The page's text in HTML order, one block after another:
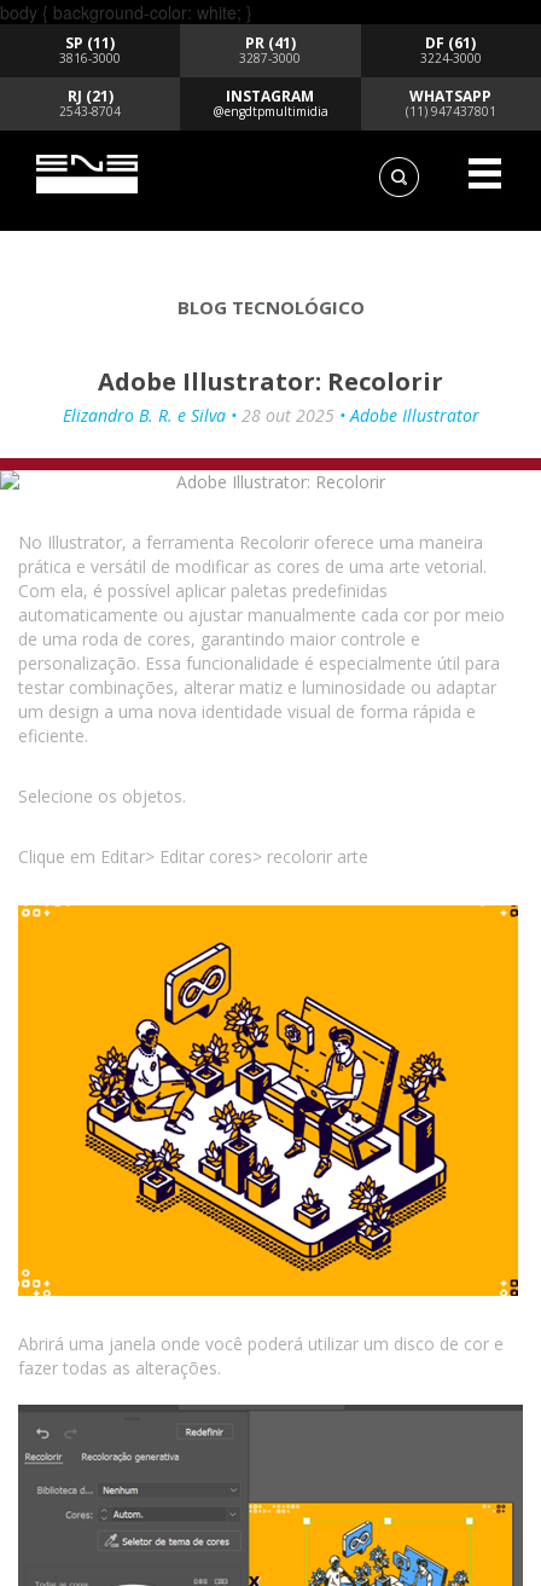
body { background-color: white; }
SP (11)
3816-3000
PR (41)
3287-3000
DF (61)
3224-3000
RJ (21)
2543-8704
INSTAGRAM
@engdtpmultimidia
WHATSAPP
(11) 947437801
BLOG TECNOLÓGICO
Adobe Illustrator: Recolorir
Elizandro B. R. e Silva • 28 out 2025• Adobe Illustrator
No Illustrator, a ferramenta Recolorir oferece uma maneira
prática e versátil de modificar as cores de uma arte vetorial.
Com ela, é possível aplicar paletas predefinidas
automaticamente ou ajustar manualmente cada cor por meio
de uma roda de cores, garantindo maior controle e
personalização. Essa funcionalidade é especialmente útil para
testar combinações, alterar matiz e luminosidade ou adaptar
um design a uma nova identidade visual de forma rápida e
eficiente.
Selecione os objetos.
Clique em Editar> Editar cores> recolorir arte
Abrirá uma janela onde você poderá utilizar um disco de cor e
fazer todas as alterações.